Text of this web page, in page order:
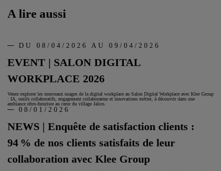
A lire aussi
EVENT | SALON DIGITAL
WORKPLACE 2026
DU 08/04/2026 AU 09/04/2026
Venez explorer les nouveaux usages de la digital workplace au Salon Digital Workplace avec Klee Group
: IA, outils collaboratifs, engagement collaborateur et innovations métier, à découvrir dans une
ambiance rétro‑futuriste au cœur du village Jalios.
NEWS | Enquête de satisfaction clients :
94 % de nos clients satisfaits de leur
collaboration avec Klee Group
08/01/2026